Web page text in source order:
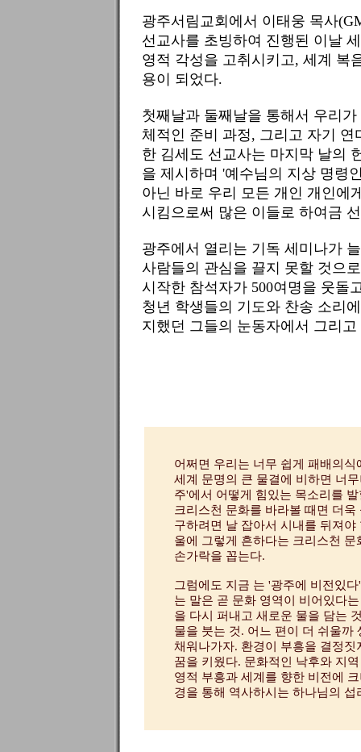
광주서림교회에서 이태웅 목사
선교사를 초빙하여 진행된 이날
영적 각성을 고취시키고, 세계 복
용이 되었다.
첫째날과 둘째날을 통해서 우리
체적인 준비 과정, 그리고 자기
한 김세도 선교사는 마지막 날의
을 제시하며 '예수님의 지상 명령
아닌 바로 우리 모든 개인 개인에
시킴으로써 많은 이들로 하여금
광주에서 열리는 기독 세미나가
사람들의 관심을 끌지 못할 것으
시작한 참석자가 500여명을 웃돌
청년 학생들의 기도와 찬송 소리
지했던 그들의 눈동자에서 그리
어쩌면 우리는 너무 쉽게 패배의
세계 문명의 큰 물결에 비하면 너
주'에서 어떻게 힘있는 목소리를
크리스천 문화를 바라볼 때면 더욱
구하려면 날 잡아서 시내를 뒤져
울에 그렇게 흔하다는 크리스천
손가락을 꼽는다.
그럼에도 지금 는 '광주에 비전있
는 말은 곧 문화 영역이 비어있다
을 다시 퍼내고 새로운 물을 담는
물을 붓는 것. 어느 편이 더 쉬울까
채워나가자. 환경이 부흥을 결정
꿈을 키웠다. 문화적인 낙후와 지
영적 부흥과 세계를 향한 비전에
경을 통해 역사하시는 하나님의